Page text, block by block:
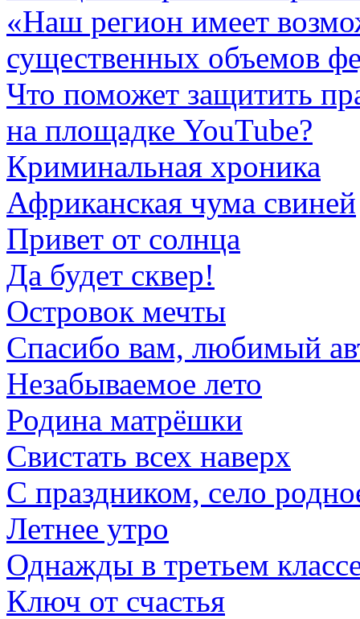
«Наш регион имеет
существенных объемов
Что поможет защитить
на площадке YouTube?
Криминальная хроника
Африканская чума свиней
Привет от солнца
Да будет сквер!
Островок мечты
Спасибо вам, любимый
Незабываемое лето
Родина матрёшки
Свистать всех наверх
С праздником, село
Летнее утро
Однажды в третьем
Ключ от счастья